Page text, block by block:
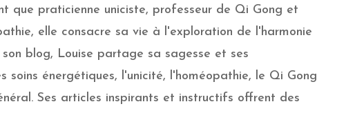
que praticienne uniciste, professeur de Qi Gong et
elle consacre sa vie à l'exploration de l'harmonie
blog, Louise partage sa sagesse et ses
soins énergétiques, l'unicité, l'homéopathie, le Qi Gong
Ses articles inspirants et instructifs offrent des